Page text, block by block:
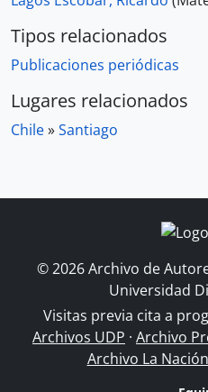
Tipos relacionados
Publicaciones periódicas
Lugares relacionados
Chile»Santiago
© 2026 Archivo de
Universidad
Visitas previa cita a
Archivos UDP · Archivo
Archivo La Nación